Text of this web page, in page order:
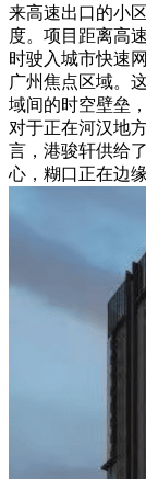
来高速出口的小
度。项目距离高
时驶入城市快速
广州焦点区域。
域间的时空壁垒
对于正在河汉地
言，港骏轩供给
心，糊口正在边